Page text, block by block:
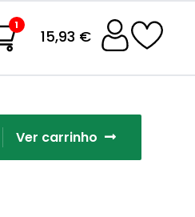
1
15,93 €
Ver carrinho